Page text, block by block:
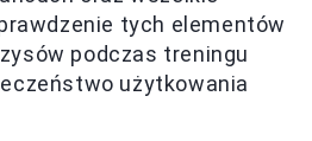
tych elementów
podczas treningu
użytkowania